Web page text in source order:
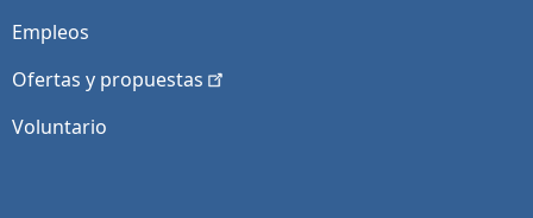
Empleos
Ofertas y propuestas
Voluntario